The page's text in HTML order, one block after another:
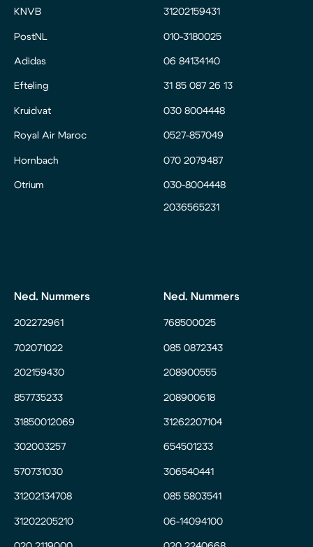
KNVB
PostNL
Adidas
Efteling
Kruidvat
Royal Air Maroc
Hornbach
Otrium
31202159431
010-3180025
06 84134140
31 85 087 26 13
030 8004448
0527-857049
070 2079487
030-8004448
2036565231
Ned. Nummers
202272961
702071022
202159430
857735233
31850012069
302003257
570731030
31202134708
31202205210
Ned. Nummers
768500025
085 0872343
208900555
208900618
31262207104
654501233
306540441
085 5803541
06-14094100